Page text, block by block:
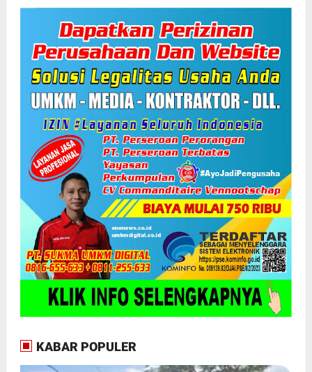
KABAR POPULER